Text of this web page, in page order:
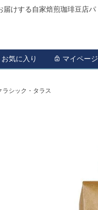
届けする自家焙煎珈琲豆店パ
お気に入り マイページ
ラシック・タラス